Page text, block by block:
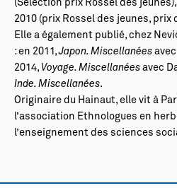
(Sélection prix Rossel des jeunes),
2010 (prix Rossel des jeunes,
Elle a également publié, chez
: en 2011,Japon. Miscellanées
2014, Voyage. Miscellanées avec
Inde. Miscellanées.
Originaire du Hainaut, elle vit à
l’association Ethnologues en
l’enseignement des sciences